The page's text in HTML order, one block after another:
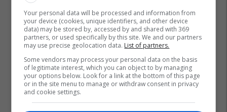
Eksodi Ilir Meta
Your personal data will be processed and information from
your device (cookies, unique identifiers, and other device
data) may be stored by, accessed by and shared with 369
partners, or used specifically by this site. We and our partners
may use precise geolocation data. List of partners.
Some vendors may process your personal data on the basis
of legitimate interest, which you can object to by managing
your options below. Look for a link at the bottom of this page
or in the site menu to manage or withdraw consent in privacy
and cookie settings.